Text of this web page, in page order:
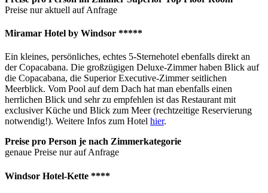
Preise nur aktuell auf Anfrage
Miramar Hotel by Windsor *****
Ein kleines, persönliches, echtes 5-Sternehotel ebenfalls direkt an
der Copacabana. Die großzügigen Deluxe-Zimmer haben Blick auf
die Copacabana, die Superior Executive-Zimmer seitlichen
Meerblick. Vom Pool auf dem Dach hat man ebenfalls einen
herrlichen Blick und sehr zu empfehlen ist das Restaurant mit
exclusiver Küche und Blick zum Meer (rechtzeitige Reservierung
notwendig!). Weitere Infos zum Hotel hier.
Preise pro Person je nach Zimmerkategorie
genaue Preise nur auf Anfrage
Windsor Hotel-Kette ****